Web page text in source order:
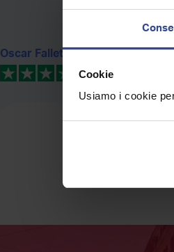
Cookie
Usiamo i cookie
Oscar Falletta